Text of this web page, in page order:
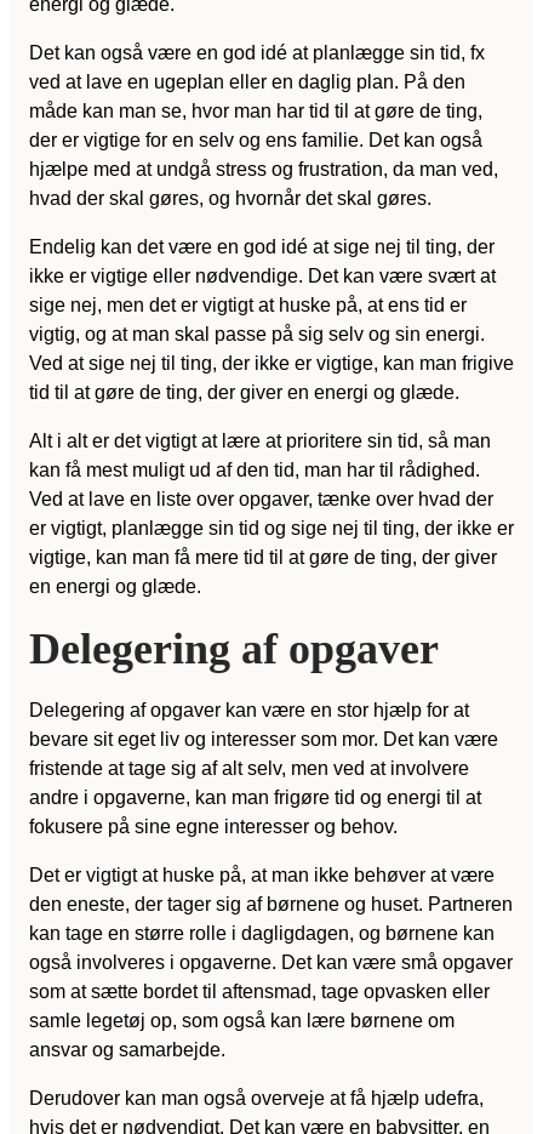
energi og glæde.
Det kan også være en god idé at planlægge sin tid, fx
ved at lave en ugeplan eller en daglig plan. På den
måde kan man se, hvor man har tid til at gøre de ting,
der er vigtige for en selv og ens familie. Det kan også
hjælpe med at undgå stress og frustration, da man ved,
hvad der skal gøres, og hvornår det skal gøres.
Endelig kan det være en god idé at sige nej til ting, der
ikke er vigtige eller nødvendige. Det kan være svært at
sige nej, men det er vigtigt at huske på, at ens tid er
vigtig, og at man skal passe på sig selv og sin energi.
Ved at sige nej til ting, der ikke er vigtige, kan man frigive
tid til at gøre de ting, der giver en energi og glæde.
Alt i alt er det vigtigt at lære at prioritere sin tid, så man
kan få mest muligt ud af den tid, man har til rådighed.
Ved at lave en liste over opgaver, tænke over hvad der
er vigtigt, planlægge sin tid og sige nej til ting, der ikke er
vigtige, kan man få mere tid til at gøre de ting, der giver
en energi og glæde.
Delegering af opgaver
Delegering af opgaver kan være en stor hjælp for at
bevare sit eget liv og interesser som mor. Det kan være
fristende at tage sig af alt selv, men ved at involvere
andre i opgaverne, kan man frigøre tid og energi til at
fokusere på sine egne interesser og behov.
Det er vigtigt at huske på, at man ikke behøver at være
den eneste, der tager sig af børnene og huset. Partneren
kan tage en større rolle i dagligdagen, og børnene kan
også involveres i opgaverne. Det kan være små opgaver
som at sætte bordet til aftensmad, tage opvasken eller
samle legetøj op, som også kan lære børnene om
ansvar og samarbejde.
Derudover kan man også overveje at få hjælp udefra,
hvis det er nødvendigt. Det kan være en babysitter, en